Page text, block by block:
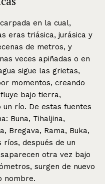
en la cual,
eras triásica, jurásica y
de metros, y
veces apiñadas o en
sigue las grietas,
momentos, creando
bajo tierra,
río. De estas fuentes
Buna, Tihaljina,
Bregava, Rama, Buka,
ríos, después de un
otra vez bajo
surgen de nuevo
nombre.